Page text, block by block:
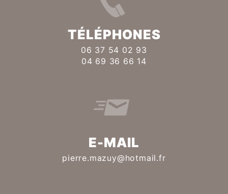
TÉLÉPHONES
06 37 54 02 93
04 69 36 66 14
E-MAIL
pierre.mazuy@hotmail.fr